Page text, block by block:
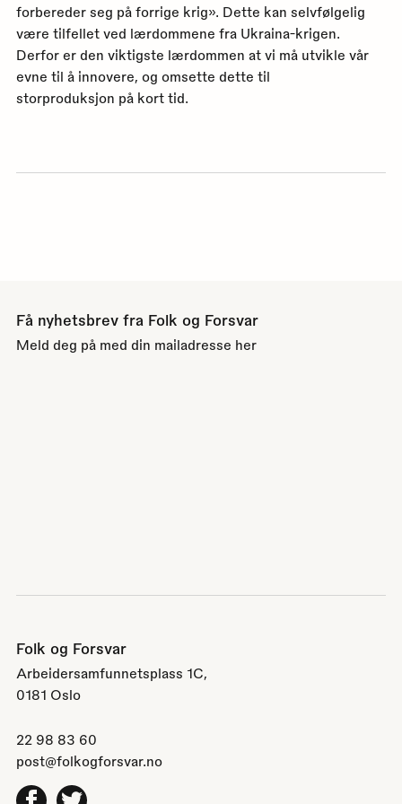
forbereder seg på forrige krig». Dette kan selvfølgelig
være tilfellet ved lærdommene fra Ukraina-krigen.
Derfor er den viktigste lærdommen at vi må utvikle vår
evne til å innovere, og omsette dette til
storproduksjon på kort tid.
Få nyhetsbrev fra Folk og Forsvar
Meld deg på med din mailadresse her
Folk og Forsvar
Arbeidersamfunnetsplass 1C,
0181 Oslo
22 98 83 60
post@folkogforsvar.no
Facebook
Twitter